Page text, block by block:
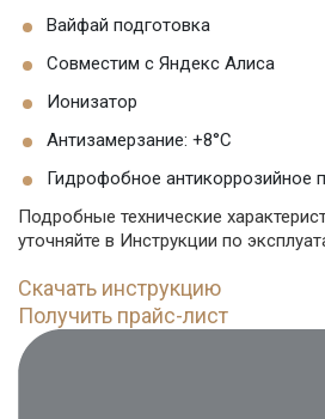
Вайфай подготовка
Совместим с Яндекс Алиса
Ионизатор
Антизамерзание: +8°C
Гидрофобное антикоррозийное
Подробные технические
уточняйте в Инструкции по
Скачать инструкцию
Получить прайс-лист